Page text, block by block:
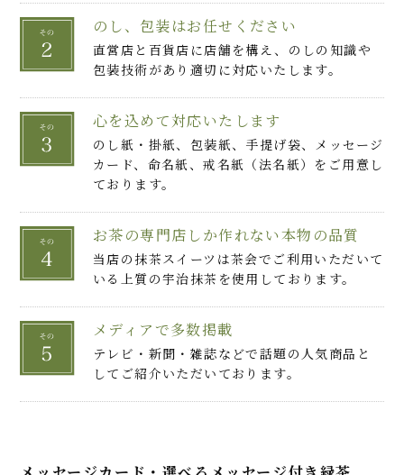
のし、包装はお任せください
直営店と百貨店に店舗を構え、のしの知識や
包装技術があり適切に対応いたします。
心を込めて対応いたします
のし紙・掛紙、包装紙、手提げ袋、メッセージ
カード、命名紙、戒名紙（法名紙）をご用意し
ております。
お茶の専門店しか作れない本物の品質
当店の抹茶スイーツは茶会でご利用いただいて
いる上質の宇治抹茶を使用しております。
メディアで多数掲載
テレビ・新聞・雑誌などで話題の人気商品と
してご紹介いただいております。